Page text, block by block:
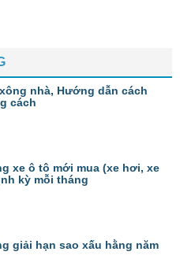
nhà, Hướng dẫn cách
cách
xe ô tô mới mua (xe hơi, xe
kỳ mỗi tháng
giải hạn sao xấu hằng năm